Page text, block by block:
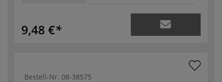
9,48 €
Bestell-Nr. 08-38575